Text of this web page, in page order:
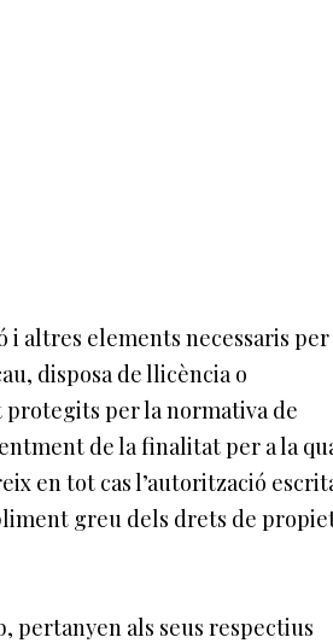
altres elements necessaris per
disposa de llicència o
per la normativa de
de la finalitat per a la
en tot cas l’autorització
greu dels drets de
pertanyen als seus respectius